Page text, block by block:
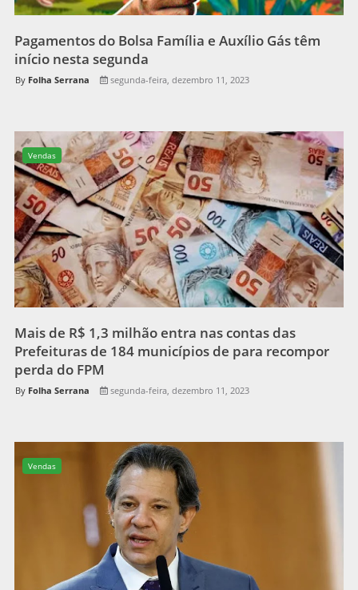
Pagamentos do Bolsa Família e Auxílio Gás têm
início nesta segunda
Folha Serrana segunda-feira, dezembro 11, 2023
Vendas
Mais de R$ 1,3 milhão entra nas contas das
Prefeituras de 184 municípios de para recompor
perda do FPM
Folha Serrana segunda-feira, dezembro 11, 2023
Vendas